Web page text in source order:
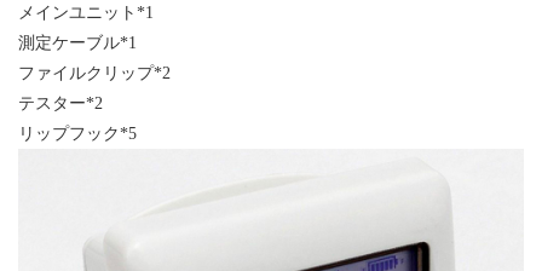
メインユニット *1
測定ケーブル*1
ファイルクリップ*2
テスター*2
リップフック*5